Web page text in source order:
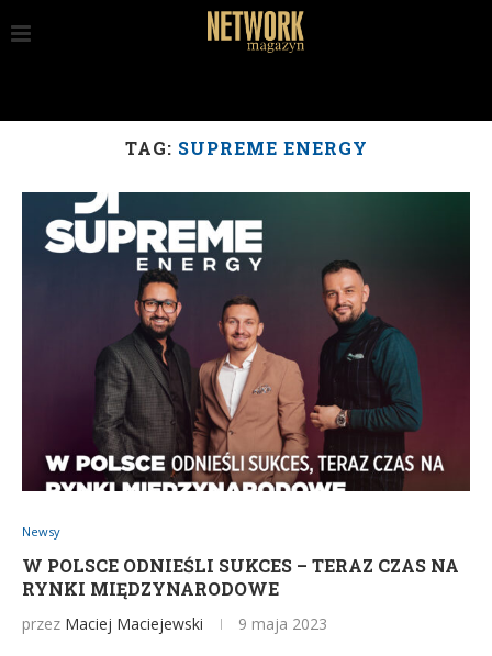
TAG: SUPREME ENERGY
Newsy
W POLSCE ODNIEŚLI SUKCES – TERAZ CZAS NA
RYNKI MIĘDZYNARODOWE
przez Maciej Maciejewski 9 maja 2023